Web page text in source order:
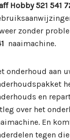
Hobby 521 541
zonder
naaimachine.
onderhoud aan
en
over het
En
tegen